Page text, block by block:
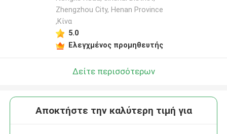
Zhengzhou City, Henan Province
,Κίνα
5.0
Ελεγχμένος προμηθευτής
Δείτε περισσότερων
Αποκτήστε την καλύτερη τιμή για